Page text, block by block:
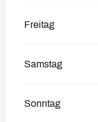
Freitag
Samstag
Sonntag